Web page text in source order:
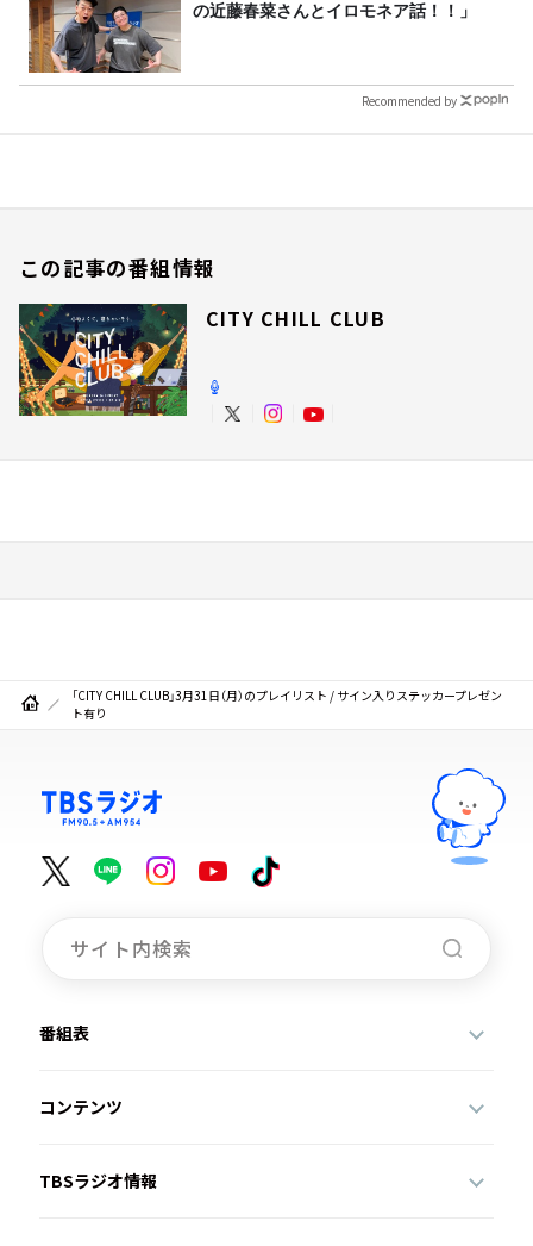
の近藤春菜さんとイロモネア話！！」
Recommended by
この記事の番組情報
CITY CHILL CLUB
「CITY CHILL CLUB」3月31日（月）のプレイリスト / サイン入りステッカープレゼン
ト有り
番組表
コンテンツ
TBSラジオ情報